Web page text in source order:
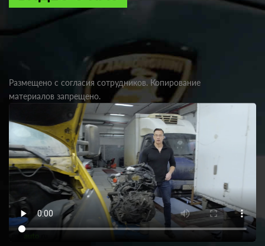
Размещено с согласия сотрудников. Копирование
материалов запрещено.